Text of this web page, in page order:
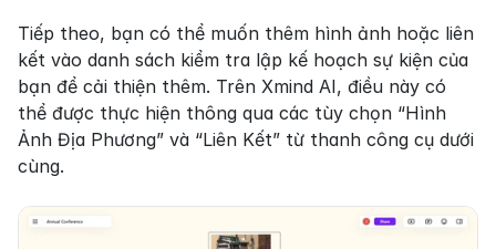
Tiếp theo, bạn có thể muốn thêm hình ảnh hoặc liên
kết vào danh sách kiểm tra lập kế hoạch sự kiện của
bạn để cải thiện thêm. Trên Xmind AI, điều này có
thể được thực hiện thông qua các tùy chọn “Hình
Ảnh Địa Phương” và “Liên Kết” từ thanh công cụ dưới
cùng.